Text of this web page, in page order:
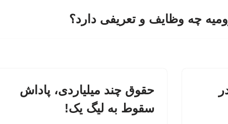
چه وظایف و تعریفی دارد؟
حقوق چند میلیاردی، پاداش
سقوط به لیگ یک!